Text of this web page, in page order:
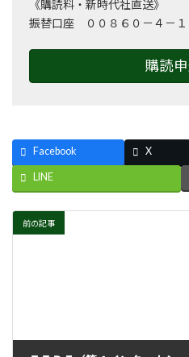
《購読料・新時代社直送》
振替口座 ００８６０－４－
購読
Facebook X
LINE
前の記事